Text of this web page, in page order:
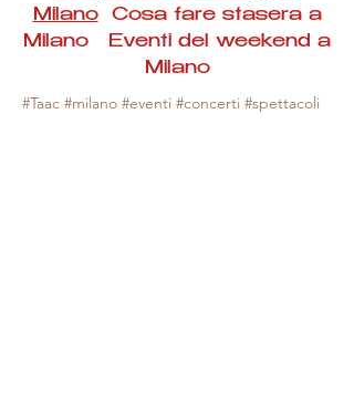
MilanoCosa fare stasera a
Milano Eventi del weekend a
Milano
#Taac #milano #eventi #concerti #spettacoli